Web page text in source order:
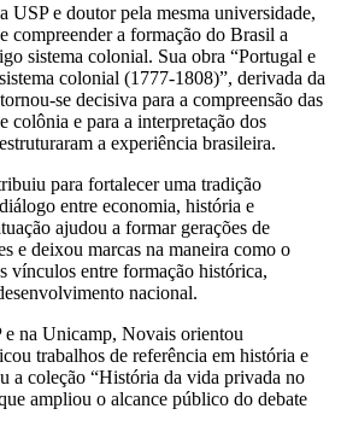
USP e doutor pela mesma universidade,
compreender a formação do Brasil a
sistema colonial. Sua obra “Portugal e
colonial (1777-1808)”, derivada da
se decisiva para a compreensão das
colônia e para a interpretação dos
a experiência brasileira.
para fortalecer uma tradição
entre economia, história e
ajudou a formar gerações de
e deixou marcas na maneira como o
vínculos entre formação histórica,
nacional.
e na Unicamp, Novais orientou
trabalhos de referência em história e
a coleção “História da vida privada no
ampliou o alcance público do debate